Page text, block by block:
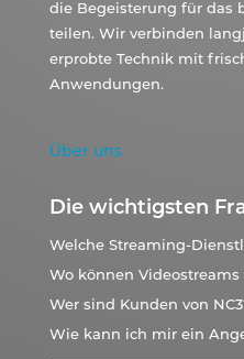
die Begeisterung für das
teilen. Wir verbinden
erprobte Technik mit
Anwendungen.
Über uns
Die wichtigsten
Welche Streaming-
Wo können
Wer sind Kunden von
Wie kann ich mir ein